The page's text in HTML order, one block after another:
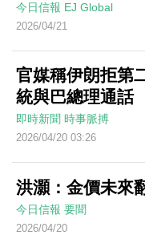
今日信報 EJ Global
2026/04/21
官媒稱伊朗拒第
統與巴總理通話
即時新聞 時事脈搏
2026/04/20 03:26
洪灝：金價未來
今日信報 要聞
2026/04/20